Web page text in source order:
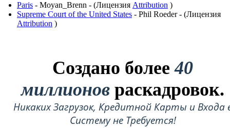
Paris - Moyan_Brenn - (Лицензия Attribution )
Supreme Court of the United States - Phil Roeder - (Лицензия
Attribution )
Создано более40
миллионов раскадровок.
Никаких Загрузок, Кредитной Карты и Входа
Систему не Требуется!